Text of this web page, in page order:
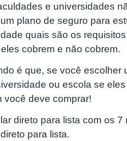
e universidades
plano de seguro para
quais são os
cobrem e não cobrem.
é que, se você
ou escola se
você deve comprar!
direto para lista com os
para lista.